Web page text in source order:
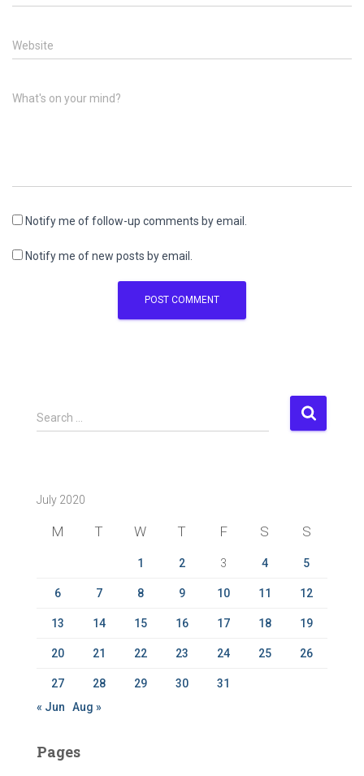
Website
What's on your mind?
Notify me of follow-up comments by email.
Notify me of new posts by email.
S
e
h
Search …
July 2020
M T W T F S S
1 2 3 4 5
6 7 8 9 10 11 12
13 14 15 16 17 18 19
20 21 22 23 24 25 26
27 28 29 30
31
« Jun
Aug »
Pages